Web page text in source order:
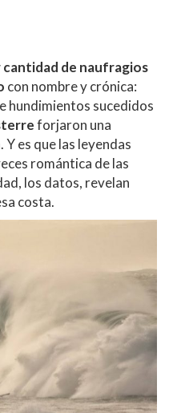
cantidad de naufragios
con nombre y crónica:
hundimientos sucedidos
forjaron una
es que las leyendas
romántica de las
los datos, revelan
costa.